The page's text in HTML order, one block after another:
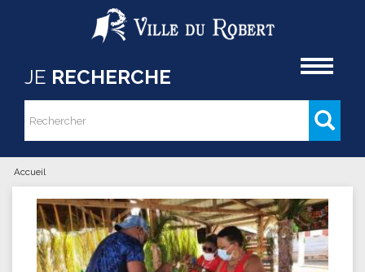
Aller au contenu principal
JE RECHERCHE
Formulaire de recherche
Rechercher
Vous êtes ici
Accueil